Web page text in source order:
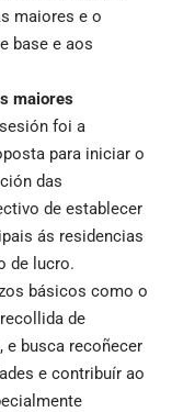
maiores e o
base e aos
maiores
foi a
para iniciar o
das
de establecer
ás residencias
de lucro.
básicos como o
de
e busca recoñecer
e contribuír ao